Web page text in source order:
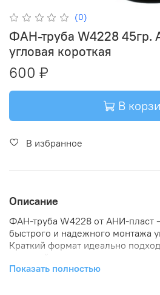
(0)
ФАН-труба W4228 45гр.
угловая короткая
600 ₽
В
В избранное
Описание
ФАН-труба W4228 от АНИ-пласт
быстрого и надежного монтажа
Краткий формат идеально
качество материала
Показать полностью